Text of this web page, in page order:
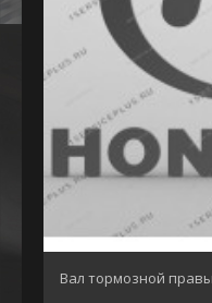
Вал тормозной